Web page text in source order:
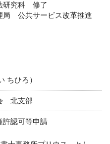
研究科 修了
公共サービス改革推進
ちひろ）
北支部
許認可等申請